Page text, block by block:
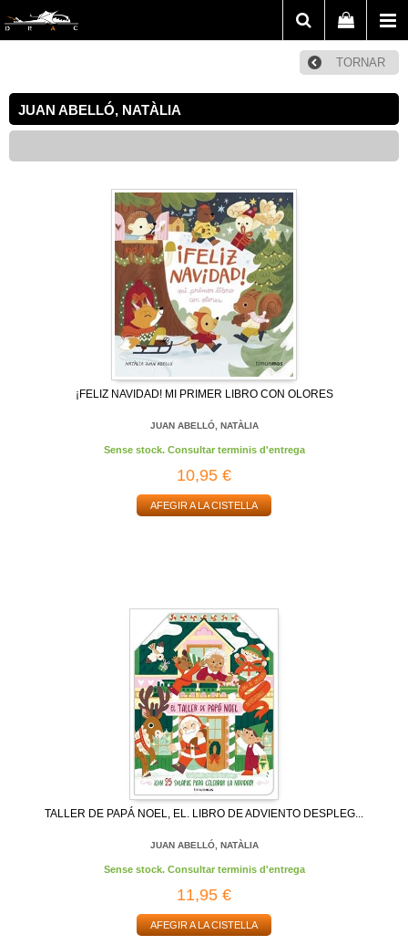
TORNAR
JUAN ABELLÓ, NATÀLIA
¡FELIZ NAVIDAD! MI PRIMER LIBRO CON OLORES
JUAN ABELLÓ, NATÀLIA
Sense stock. Consultar terminis d'entrega
10,95 €
AFEGIR A LA CISTELLA
TALLER DE PAPÁ NOEL, EL. LIBRO DE ADVIENTO DESPLEG...
JUAN ABELLÓ, NATÀLIA
Sense stock. Consultar terminis d'entrega
11,95 €
AFEGIR A LA CISTELLA